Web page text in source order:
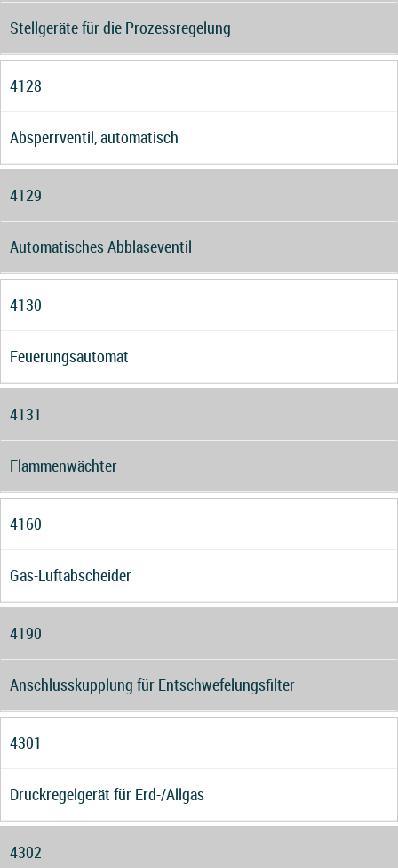
Stellgeräte für die Prozessregelung
4128
Absperrventil, automatisch
4129
Automatisches Abblaseventil
4130
Feuerungsautomat
4131
Flammenwächter
4160
Gas-Luftabscheider
4190
Anschlusskupplung für Entschwefelungsfilter
4301
Druckregelgerät für Erd-/Allgas
4302